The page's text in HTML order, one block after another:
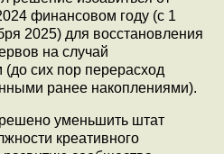
финансовом году (с 1
2025) для восстановления
на случай
сих пор перерасход
ранее накоплениями).
уменьшить штат
креативного